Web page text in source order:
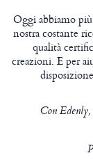
Oggi abbiamo
nostra costante
qualità
creazioni. E per
Con